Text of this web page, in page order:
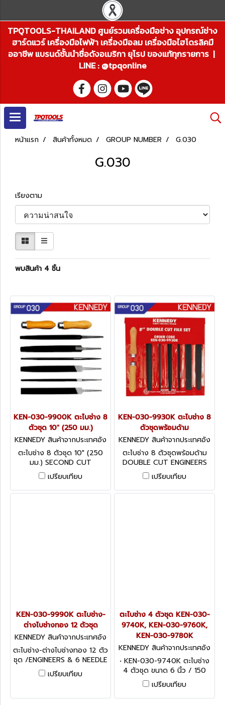
TPQTOOLS-THAILAND ศูนย์รวมเครื่องมือช่าง อุปกรณ์ช่าง
ฮาร์ดแวร์ เครื่องมือไฟฟ้า เครื่องมือลม เครื่องมือไฮโดรลิคมื
ออาชีพ แบรนด์ชั้นนำชื่อดังอเมริกา ยุโรป ของแท้ทุกรายการ |
LINE : @tpqonline
หน้าแรก สินค้าทั้งหมด GROUP NUMBER G.030
G.030
เรียงตาม
พบสินค้า 4 ชิ้น
KEN-030-9900K ตะไบช่าง 8
ตัวชุด 10" (250 มม.)
KENNEDY สินค้าจากประเทศอัง
กฤษ KEN-030-9900K
ตะไบช่าง 8 ตัวชุด 10" (250
มม.) SECOND CUT
ENGINEERS FILE SET-8PCE
เปรียบเทียบ
KEN-030-9930K ตะไบช่าง 8
ตัวชุดพร้อมด้าม
KENNEDY สินค้าจากประเทศอัง
กฤษ KEN-030-9930K
ตะไบช่าง 8 ตัวชุดพร้อมด้าม
DOUBLE CUT ENGINEERS
FILE SET-8PCE
เปรียบเทียบ
KEN-030-9990K ตะไบช่าง-
ต่างไบช่างทอง 12 ตัวชุด
KENNEDY สินค้าจากประเทศอัง
กฤษ KEN-030-9990K
ตะไบช่าง-ต่างไบช่างทอง 12 ตัว
ชุด /ENGINEERS & 6 NEEDLE
FILES-SECOND CUT
เปรียบเทียบ
ตะไบช่าง 4 ตัวชุด KEN-030-
9740K, KEN-030-9760K,
KEN-030-9780K
KENNEDY สินค้าจากประเทศอัง
กฤษ KEN-030-9740K
• KEN-030-9740K ตะไบช่าง
4 ตัวชุด ขนาด 6 นิ้ว / 150
มม.พร้อมด้าม • KEN-030-
9760K ตะไบช่าง 4ตัวชุด
ขนาด 8 นิ้ว / 200 มม.พร้อม
เปรียบเทียบ